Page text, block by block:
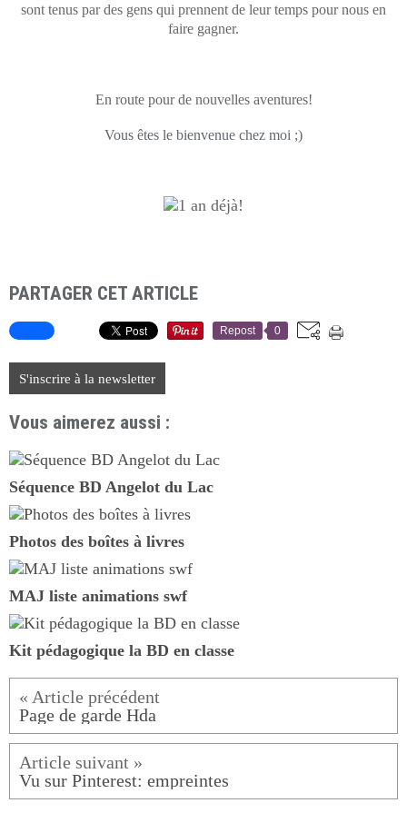
sont tenus par des gens qui prennent de leur temps pour nous en
faire gagner.
En route pour de nouvelles aventures!
Vous êtes le bienvenue chez moi ;)
PARTAGER CET ARTICLE
Repost 0
S'inscrire à la newsletter
Vous aimerez aussi :
Séquence BD Angelot du Lac
Photos des boîtes à livres
MAJ liste animations swf
Kit pédagogique la BD en classe
Page de garde Hda
Vu sur Pinterest: empreintes